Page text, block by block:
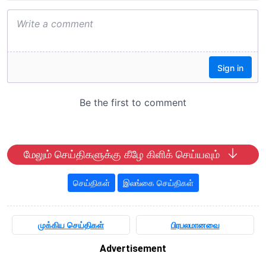
மேலும் செய்திகளுக்கு கீழே கிளிக் செய்யவும்
செய்திகள் இலங்கை செய்திகள்
முக்கிய செய்திகள் பிரபலமானவை
Advertisement